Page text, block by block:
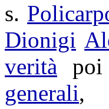
s.
Dionigi
verità
generali,